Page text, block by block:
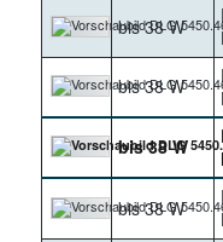
bis 38 W
bis 38 W
bis 38 W
bis 38 W